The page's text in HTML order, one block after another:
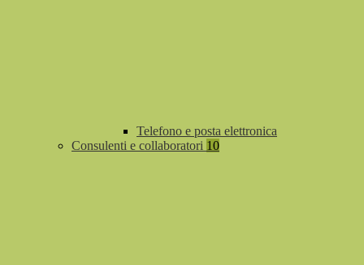
Telefono e posta elettronica
Consulenti e collaboratori 10